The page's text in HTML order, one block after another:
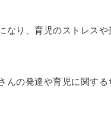
り、育児のストレスや
んの発達や育児に関す